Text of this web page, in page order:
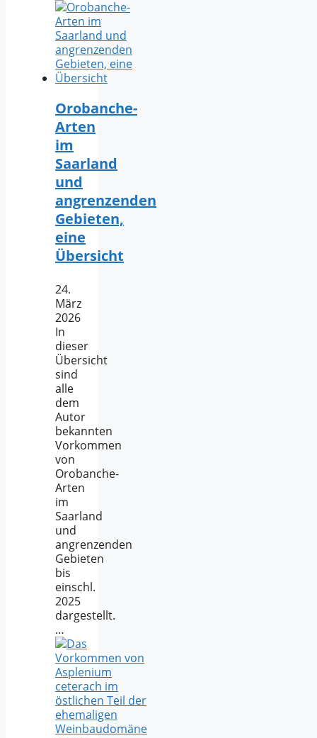
Orobanche-
Arten
im
Saarland
und
angrenzenden
Gebieten,
eine
Übersicht
24.
März
2026
In
dieser
Übersicht
sind
alle
dem
Autor
bekannten
Vorkommen
von
Orobanche-
Arten
im
Saarland
und
angrenzenden
Gebieten
bis
einschl.
2025
dargestellt.
…